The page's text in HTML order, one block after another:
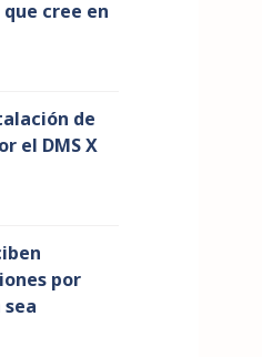
cree en
de
el DMS X
por